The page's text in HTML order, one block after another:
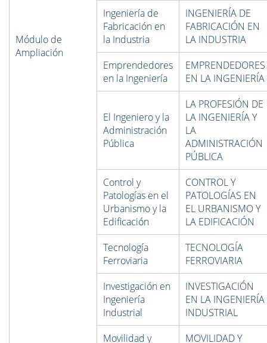
Módulo de
Ampliación
Ingeniería de
Fabricación en
la Industria
INGENIERÍA DE
FABRICACIÓN EN
LA INDUSTRIA
Emprendedores
en la Ingeniería
EMPRENDEDORES
EN LA INGENIERÍA
El Ingeniero y la
Administración
Pública
LA PROFESIÓN DE
LA INGENIERÍA Y
LA
ADMINISTRACIÓN
PÚBLICA
Control y
Patologías en el
Urbanismo y la
Edificación
CONTROL Y
PATOLOGÍAS EN
EL URBANISMO Y
LA EDIFICACIÓN
Tecnología
Ferroviaria
TECNOLOGÍA
FERROVIARIA
Investigación en
Ingeniería
Industrial
INVESTIGACIÓN
EN LA INGENIERÍA
INDUSTRIAL
Movilidad y
MOVILIDAD Y